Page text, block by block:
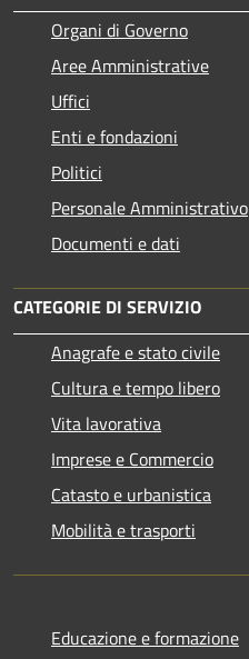
Organi di Governo
Aree Amministrative
Uffici
Enti e fondazioni
Politici
Personale Amministrativo
Documenti e dati
CATEGORIE DI SERVIZIO
Anagrafe e stato civile
Cultura e tempo libero
Vita lavorativa
Imprese e Commercio
Catasto e urbanistica
Mobilità e trasporti
Educazione e formazione